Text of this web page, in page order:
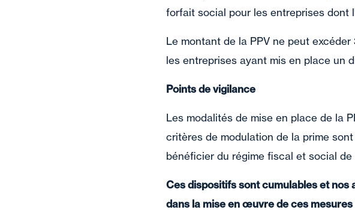
forfait social pour les entreprises dont
Le montant de la PPV ne peut
les entreprises ayant mis en place un
Points de vigilance
Les modalités de mise en place de la
critères de modulation de la prime
bénéficier du régime fiscal et social
Ces dispositifs sont cumulables et
dans la mise en œuvre de ces